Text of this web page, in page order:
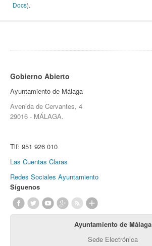
Docs).
Gobierno Abierto
Ayuntamiento de Málaga
Avenida de Cervantes, 4
29016 - MÁLAGA.
Tlf: 951 926 010
Las Cuentas Claras
Redes Sociales Ayuntamiento
Síguenos
Ayuntamiento de Málaga
Sede Electrónica